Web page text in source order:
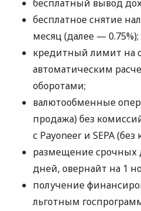
бесплатный вывод
бесплатное снятие
месяц (далее — 0.75%);
кредитный лимит на
автоматическим
оборотами;
валютообменные
продажа) без
с Payoneer и SEPA
размещение срочных
дней, овернайт на 1
получение
льготным